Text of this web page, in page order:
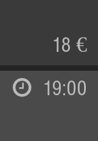
18 €
19:00